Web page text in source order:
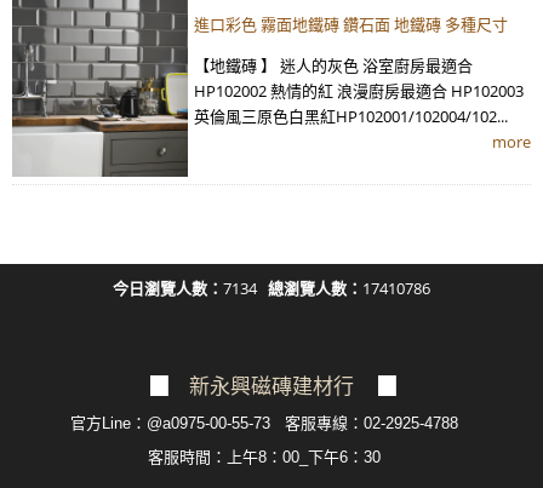
進口彩色 霧面地鐵磚 鑽石面 地鐵磚 多種尺寸
【地鐵磚 】 迷人的灰色 浴室廚房最適合
HP102002 熱情的紅 浪漫廚房最適合 HP102003
英倫風三原色白黑紅HP102001/102004/102...
more
今日瀏覽人數： 7134 總瀏覽人數： 17410786
新永興磁磚建材行
官方Line：@a0975-00-55-73 客服專線：02-2925-4788
客服 時間：上午8：00_下午6：30